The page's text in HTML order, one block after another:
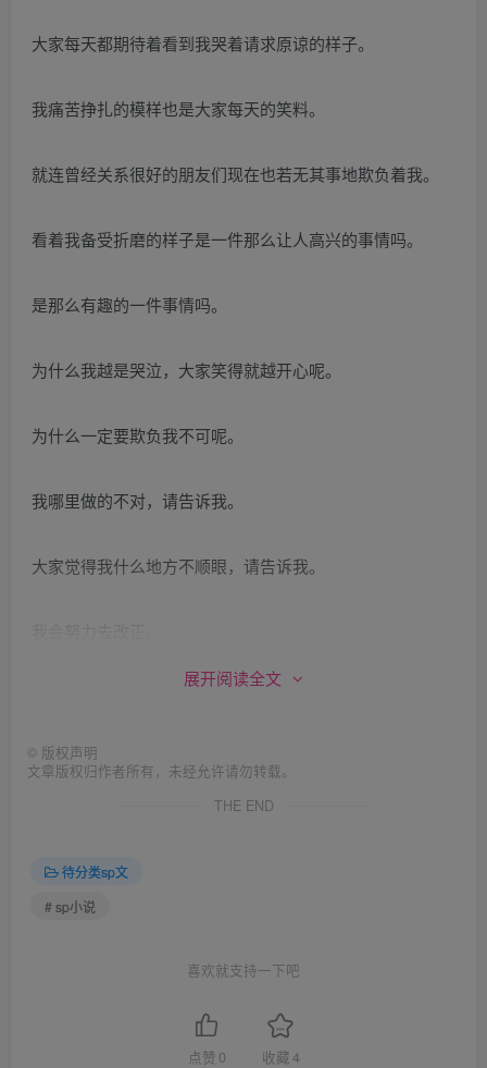
大家每天都期待着看到我哭着请求原谅的样子。
我痛苦挣扎的模样也是大家每天的笑料。
就连曾经关系很好的朋友们现在也若无其事地欺负着我。
看着我备受折磨的样子是一件那么让人高兴的事情吗。
是那么有趣的一件事情吗。
为什么我越是哭泣，大家笑得就越开心呢。
为什么一定要欺负我不可呢。
我哪里做的不对，请告诉我。
大家觉得我什么地方不顺眼，请告诉我。
请饶过我吧。
一想到从明天开始的新的地狱般的一周，我的身体便时而发
热时而发冷，心脏也怦怦地跳个不停。
展开阅读全文
© 版权声明
文章版权归作者所有，未经允许请勿转载。
THE END
待分类sp文
# sp小说
喜欢就支持一下吧
点赞 0 收藏4